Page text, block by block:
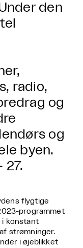
den
radio,
og
og
byen.
27.
flygtige
programmet
i konstant
strømninger.
i øjeblikket